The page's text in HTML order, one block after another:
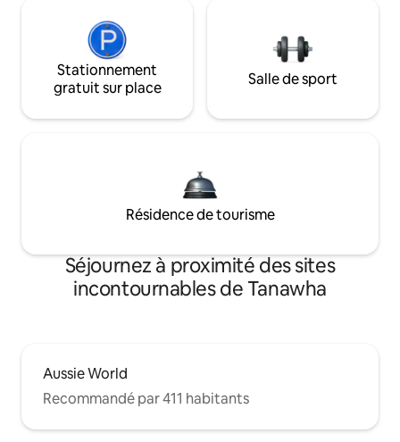
Stationnement
gratuit sur place
Salle de sport
Résidence de tourisme
Séjournez à proximité des sites
incontournables de Tanawha
Aussie World
Recommandé par 411 habitants